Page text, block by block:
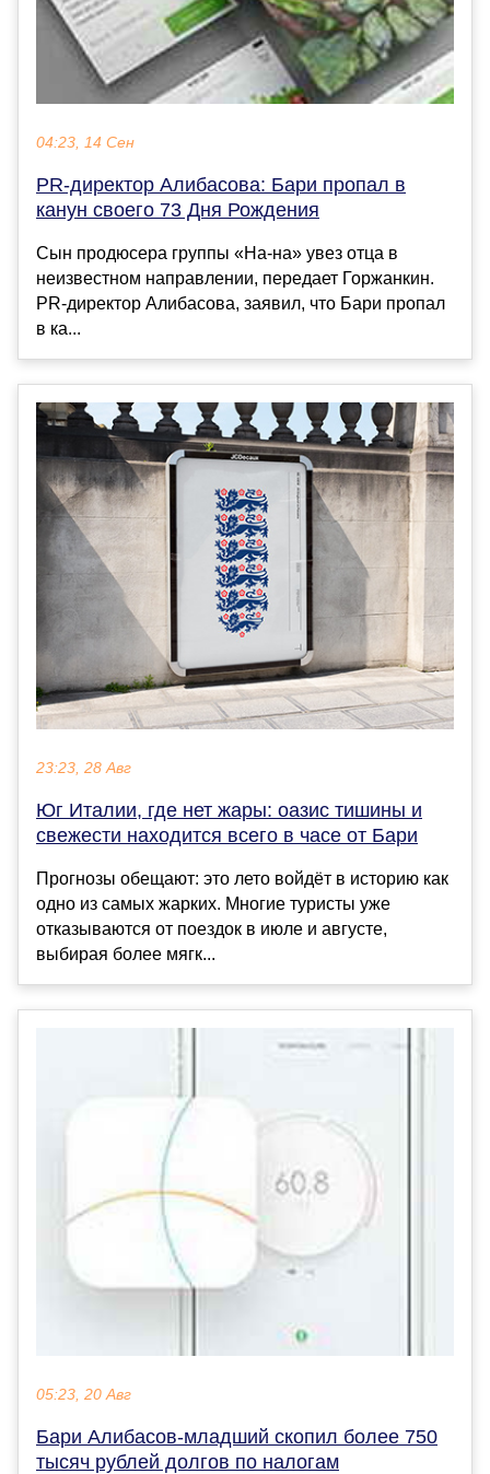
04:23, 14 Сен
PR-директор Алибасова: Бари пропал в
канун своего 73 Дня Рождения
Сын продюсера группы «На-на» увез отца в
неизвестном направлении, передает Горжанкин.
PR-директор Алибасова, заявил, что Бари пропал
в ка...
23:23, 28 Авг
Юг Италии, где нет жары: оазис тишины и
свежести находится всего в часе от Бари
Прогнозы обещают: это лето войдёт в историю как
одно из самых жарких. Многие туристы уже
отказываются от поездок в июле и августе,
выбирая более мягк...
05:23, 20 Авг
Бари Алибасов-младший скопил более 750
тысяч рублей долгов по налогам